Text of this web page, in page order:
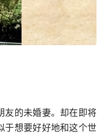
友的未婚妻。却在即将
于想要好好地和这个世